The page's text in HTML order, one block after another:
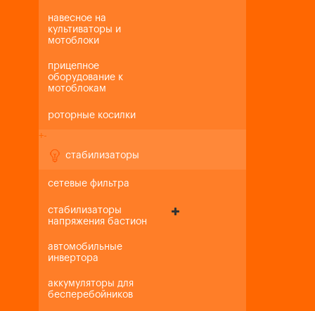
навесное на
культиваторы и
мотоблоки
прицепное
оборудование к
мотоблокам
роторные косилки
+-
стабилизаторы
сетевые фильтра
стабилизаторы
напряжения бастион
автомобильные
инвертора
аккумуляторы для
бесперебойников